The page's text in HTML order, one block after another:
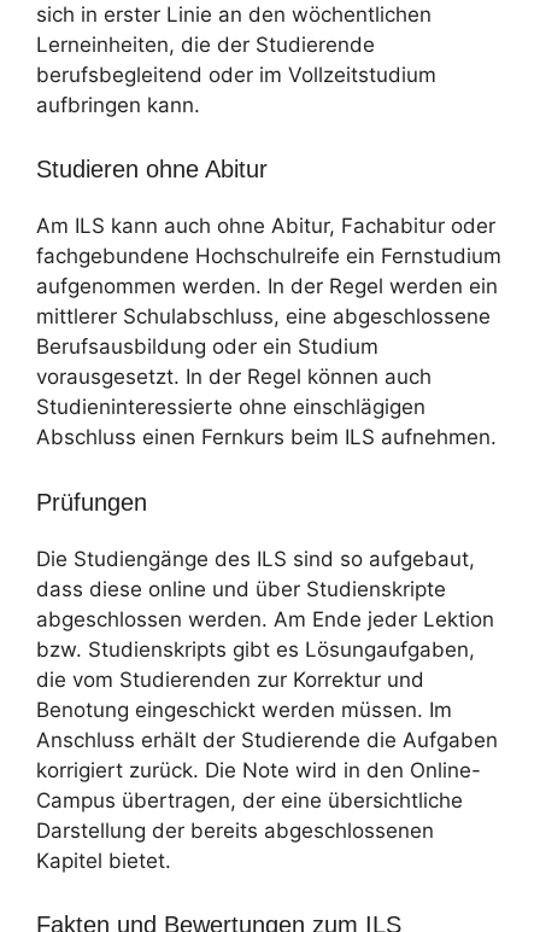
sich in erster Linie an den wöchentlichen
Lerneinheiten, die der Studierende
berufsbegleitend oder im Vollzeitstudium
aufbringen kann.
Studieren ohne Abitur
Am ILS kann auch ohne Abitur, Fachabitur oder
fachgebundene Hochschulreife ein Fernstudium
aufgenommen werden. In der Regel werden ein
mittlerer Schulabschluss, eine abgeschlossene
Berufsausbildung oder ein Studium
vorausgesetzt. In der Regel können auch
Studieninteressierte ohne einschlägigen
Abschluss einen Fernkurs beim ILS aufnehmen.
Prüfungen
Die Studiengänge des ILS sind so aufgebaut,
dass diese online und über Studienskripte
abgeschlossen werden. Am Ende jeder Lektion
bzw. Studienskripts gibt es Lösungaufgaben,
die vom Studierenden zur Korrektur und
Benotung eingeschickt werden müssen. Im
Anschluss erhält der Studierende die Aufgaben
korrigiert zurück. Die Note wird in den Online-
Campus übertragen, der eine übersichtliche
Darstellung der bereits abgeschlossenen
Kapitel bietet.
Fakten und Bewertungen zum ILS